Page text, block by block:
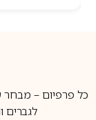
כל פרפיום – מבחר
לגברים